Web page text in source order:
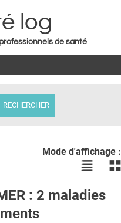
log
de santé
Mode d'affichage :
Voir
les
en
les
: 2 maladies